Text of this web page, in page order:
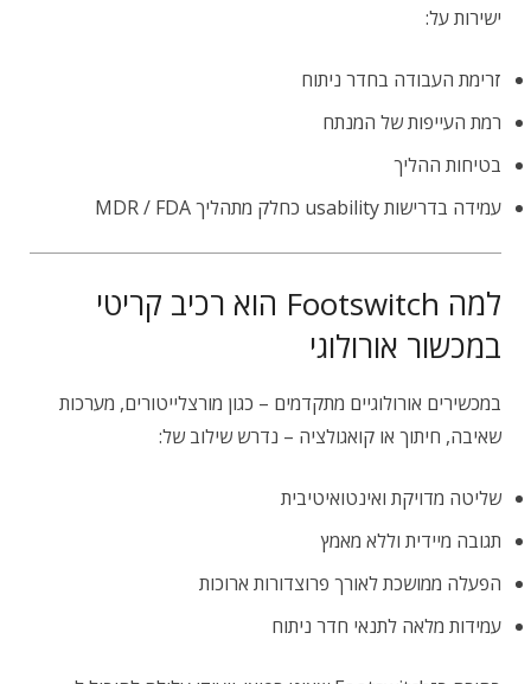
ישירות על:
זרימת העבודה בחדר ניתוח
רמת העייפות של המנתח
בטיחות ההליך
עמידה בדרישות usability כחלק מתהליך MDR / FDA
למה Footswitch הוא רכיב קריטי
במכשור אורולוגי
במכשירים אורולוגיים מתקדמים – כגון מורצלייטורים, מערכות
שאיבה, חיתוך או קואגולציה – נדרש שילוב של:
שליטה מדויקת ואינטואיטיבית
תגובה מיידית וללא מאמץ
הפעלה ממושכת לאורך פרוצדורות ארוכות
עמידות מלאה לתנאי חדר ניתוח